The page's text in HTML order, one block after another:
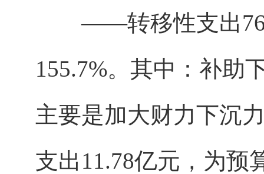
——转移性支出
155.7%。其中：补助
主要是加大财力下沉
支出11.78亿元，为预